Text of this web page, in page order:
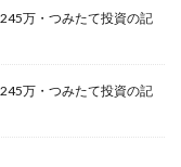
万・つみたて投資の記
万・つみたて投資の記